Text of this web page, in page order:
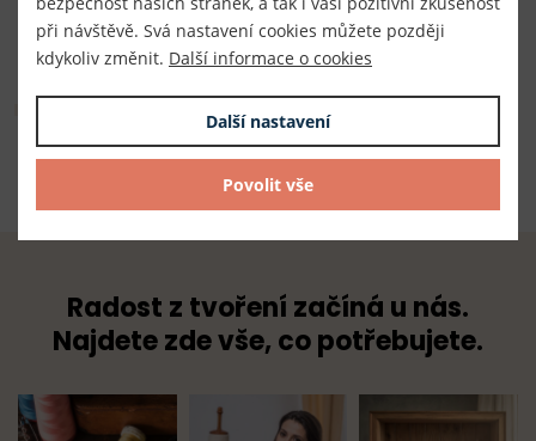
TKACZIK s.r.o.
Složení
Složení: 100% bavlna
Radost z tvoření začíná u nás.
Najdete zde vše, co potřebujete.
při návštěvě. Svá nastavení cookies můžete později
kdykoliv změnit. Další informace o cookies
Další nastavení
Povolit vše